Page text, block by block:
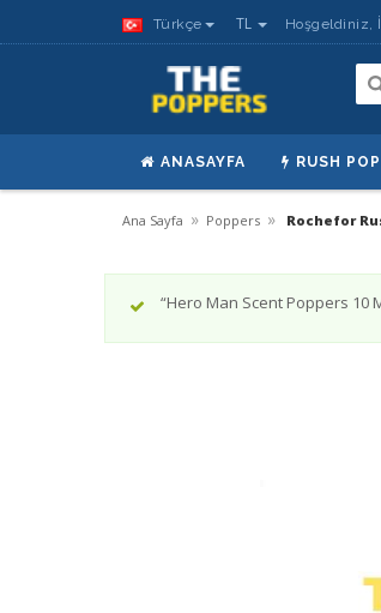
Türkçe TL Hoşgeldiniz,
ANASAYFA RUSH
Ana Sayfa » Poppers » Rochefor
“Hero Man Scent Poppers 10